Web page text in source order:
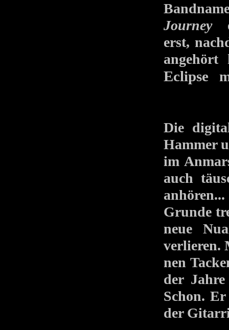
Journey
erst,
Eclipse
Die
Hammer
im
auch
Grunde
neue
nen
der
Schon.
der